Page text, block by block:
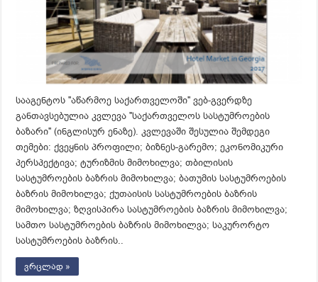
სააგენტოს ''აწარმოე საქართველოში'' ვებ-გვერდზე
განთავსებულია კვლევა ''საქართველოს სასტუმროების
ბაზარი'' (ინგლისურ ენაზე). კვლევაში შესულია შემდეგი
თემები: ქვეყნის პროფილი; ბიზნეს-გარემო; ეკონომიკური
პერსპექტივა; ტურიზმის მიმოხილვა; თბილისის
სასტუმროების ბაზრის მიმოხილვა; ბათუმის სასტუმროების
ბაზრის მიმოხილვა; ქუთაისის სასტუმროების ბაზრის
მიმოხილვა; ზღვისპირა სასტუმროების ბაზრის მიმოხილვა;
სამთო სასტუმროების ბაზრის მიმოხილვა; საკურორტო
სასტუმროების ბაზრის..
ვრცლად »